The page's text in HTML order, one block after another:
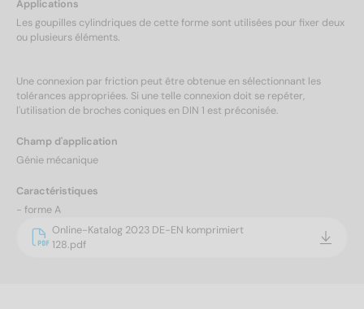
Applications
Les goupilles cylindriques de cette forme sont utilisées pour fixer deux
ou plusieurs éléments.
Une connexion par friction peut être obtenue en sélectionnant les
tolérances appropriées. Si une telle connexion doit se repéter,
l'utilisation de broches coniques en DIN 1 est préconisée.
Champ d'application
Génie mécanique
Caractéristiques
- forme A
Online-Katalog 2023 DE-EN komprimiert
128.pdf